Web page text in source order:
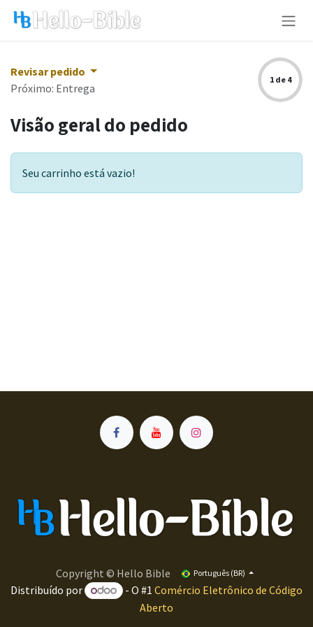
Pular para o conteúdo
Revisar pedido
Próximo: Entrega
1 de 4
Visão geral do pedido
Seu carrinho está vazio!
Copyright © Hello Bible Português (BR)
Distribuído por - O #1 Comércio Eletrônico de Código
Aberto